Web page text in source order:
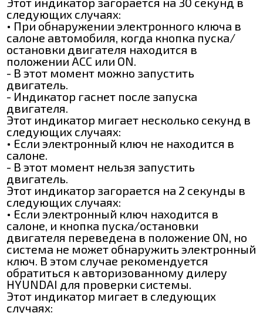
следующих случаях:
• При обнаружении электронного ключа в
салоне автомобиля, когда кнопка пуска/
остановки двигателя находится в
положении ACC или ON.
- В этот момент можно запустить
двигатель.
- Индикатор гаснет после запуска
двигателя.
Этот индикатор мигает несколько секунд в
следующих случаях:
• Если электронный ключ не находится в
салоне.
- В этот момент нельзя запустить
двигатель.
Этот индикатор загорается на 2 секунды в
следующих случаях:
• Если электронный ключ находится в
салоне, и кнопка пуска/остановки
двигателя переведена в положение ON, но
система не может обнаружить электронный
ключ. В этом случае рекомендуется
обратиться к авторизованному дилеру
HYUNDAI для проверки системы.
Этот индикатор мигает в следующих
случаях: